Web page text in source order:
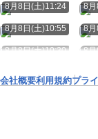
8月8日(土)11:24 8
8月8日(土)10:55 8
8月8日(土)10:30 8
会社概要利用規約プラ